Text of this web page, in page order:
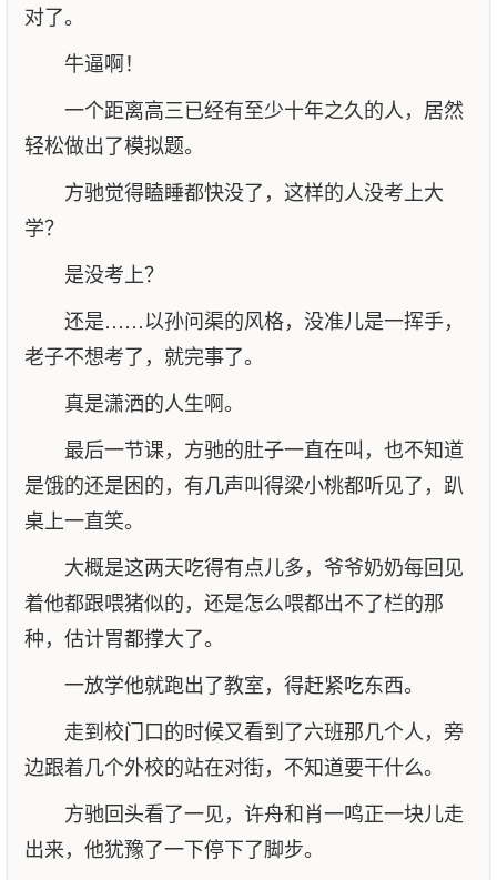
对了。
牛逼啊！
一个距离高三已经有至少十年之久的人，居然
轻松做出了模拟题。
方驰觉得瞌睡都快没了，这样的人没考上大
学？
是没考上？
还是……以孙问渠的风格，没准儿是一挥手，
老子不想考了，就完事了。
真是潇洒的人生啊。
最后一节课，方驰的肚子一直在叫，也不知道
是饿的还是困的，有几声叫得梁小桃都听见了，趴
桌上一直笑。
大概是这两天吃得有点儿多，爷爷奶奶每回见
着他都跟喂猪似的，还是怎么喂都出不了栏的那
种，估计胃都撑大了。
一放学他就跑出了教室，得赶紧吃东西。
走到校门口的时候又看到了六班那几个人，旁
边跟着几个外校的站在对街，不知道要干什么。
方驰回头看了一见，许舟和肖一鸣正一块儿走
出来，他犹豫了一下停下了脚步。